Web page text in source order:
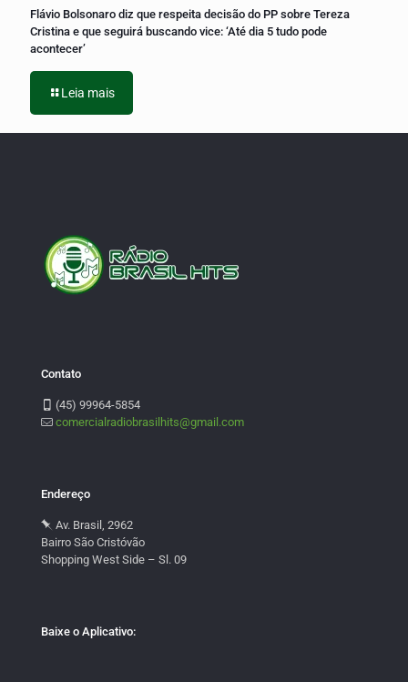
Flávio Bolsonaro diz que respeita decisão do PP sobre Tereza
Cristina e que seguirá buscando vice: ‘Até dia 5 tudo pode
acontecer’
Leia mais
Contato
(45) 99964-5854
comercialradiobrasilhits@gmail.com
Endereço
Av. Brasil, 2962
Bairro São Cristóvão
Shopping West Side – Sl. 09
Baixe o Aplicativo: